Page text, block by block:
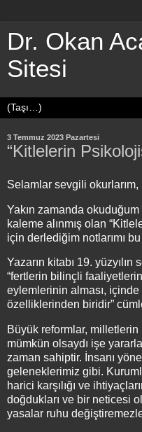
Dr. Okan
Sitesi
3 Temmuz 2023 Pazartesi
“Kitlelerin
Selamlar sevgili okurlarım,
Yakın zamanda
kaleme alınmış olan
için derlediğim notlarımı
Yazarın kitabı 19. yüzyılın
“fertlerin bilinçli
eylemlerinin alması,
özelliklerinden biridir”
Büyük reformlar,
mümkün olsaydı işe
zaman sahiptir. İnsanı
geleneklerimiz gibi.
harici karşılığı ve
doğdukları ve bir neticesi
yasalar ruhu